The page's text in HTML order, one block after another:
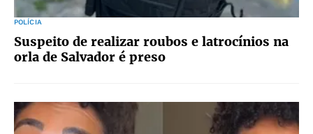
POLÍCIA
Suspeito de realizar roubos e latrocínios na
orla de Salvador é preso